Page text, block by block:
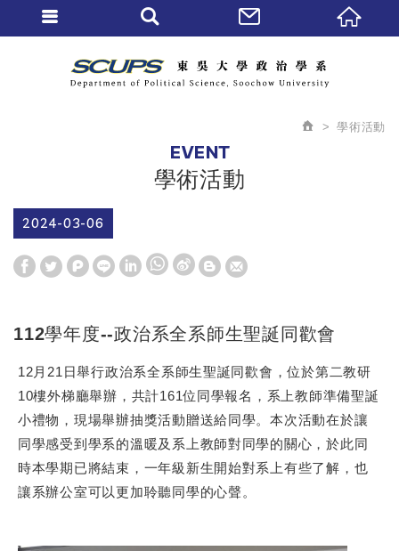
學術活動
EVENT
學術活動
2024-03-06
a
t
s
A
p
p
n
a
W
e
i
b
o
112學年度--政治系全系師生聖誕同歡會
12月 21 日舉行政治系全系師生聖誕同歡會，位於第二教研
10樓外梯廳舉辦，共計161位同學報名，系上教師準備聖誕
小禮物，現場舉辦抽獎活動贈送給同學。本次活動在於讓
同學感受到學系的溫暖及系上教師對同學的關心，於此同
時本學期已將結束，一年級新生開始對系上有些了解，也
讓系辦公室可以更加聆聽同學的心聲。